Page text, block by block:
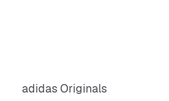
adidas Originals